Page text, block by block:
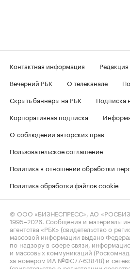
Контактная информация Редакция
Вечерний РБК
О телеканале
Скрыть баннеры на РБК
Подписка
Корпоративная подписка
О соблюдении авторских прав
Пользовательское соглашение
Политика в отношении обработки
Политика обработки файлов cookie
© ООО «БИЗНЕСПРЕСС», АО
1995–2026 . Сообщения и материалы
агентства «РБК» (свидетельство о
массовой информации выдано
по надзору в сфере связи,
и массовых коммуникаций
за номером ИА №ФС77-63848) и